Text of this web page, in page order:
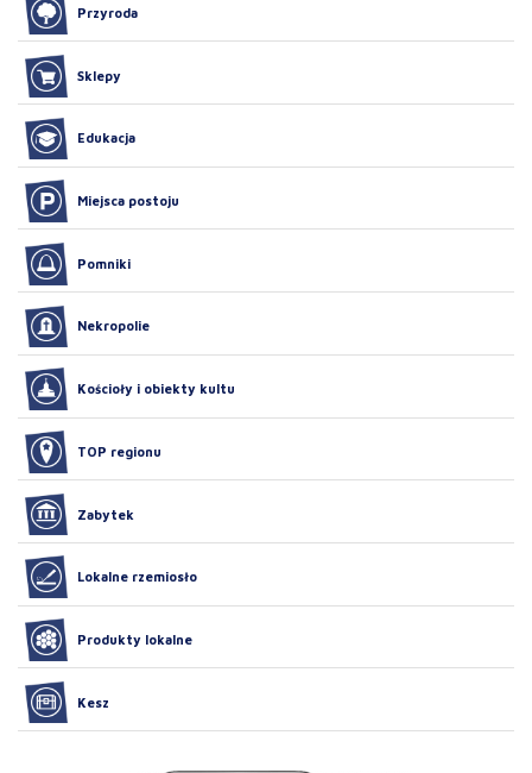
Przyroda
Sklepy
Edukacja
Miejsca postoju
Pomniki
Nekropolie
Kościoły i obiekty kultu
TOP regionu
Zabytek
Lokalne rzemiosło
Produkty lokalne
Kesz